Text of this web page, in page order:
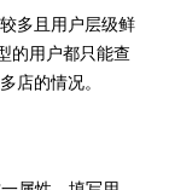
多且用户层级鲜
的用户都只能查
店的情况。